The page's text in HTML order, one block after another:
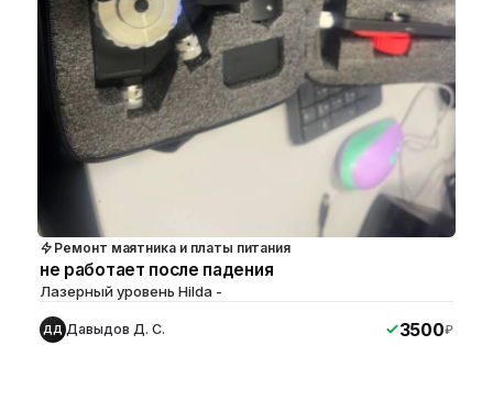
Ремонт маятника и платы питания
не работает после падения
Лазерный уровень Hilda -
ДД Давыдов Д. С. 3500₽